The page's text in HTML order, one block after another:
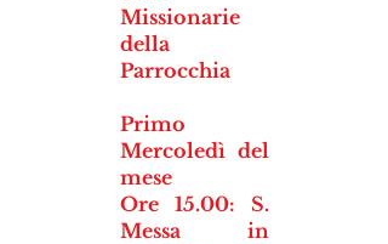
Missionarie
della
Parrocchia
Primo
Mercoledì del
mese
Ore 15.00: S.
Messa in